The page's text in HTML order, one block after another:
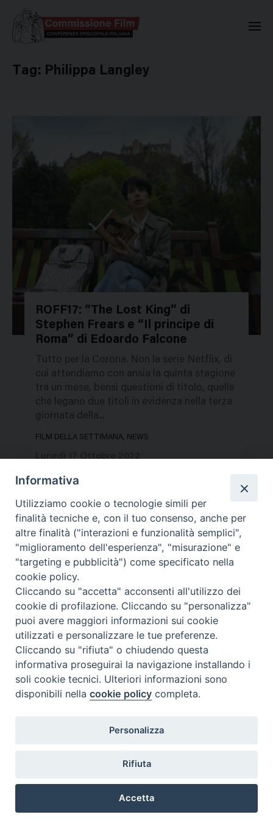
Tag: Philippa Langley
51549
ROFF17: “The Lost King” di
Stephen Frears e “Il principe di
Roma” di Edoardo Falcone
Tutto per la Corona. Non la serie Netflix, di
cui attendiamo con ansia la quinta stagione
tra un mese, bensì questioni di titolo, quelle
che legano due titoli in evidenza nella terza
giornata della...
FILM DELLA SETTIMANA, NEWS
Contatti & Info
C.ne Aurelia, 50 – 00165 Roma
Contatti
Scrivi a: cnvf@chiesacattolica.it
Informativa
Utilizziamo cookie o tecnologie simili per
finalità tecniche e, con il tuo consenso, anche per
altre finalità ("interazioni e funzionalità semplici",
"miglioramento dell'esperienza", "misurazione" e
"targeting e pubblicità") come specificato nella
cookie policy.
Cliccando su "accetta" acconsenti all'utilizzo dei
cookie di profilazione. Cliccando su "personalizza"
puoi avere maggiori informazioni sui cookie
utilizzati e personalizzare le tue preferenze.
Cliccando su "rifiuta" o chiudendo questa
informativa proseguirai la navigazione installando i
soli cookie tecnici. Ulteriori informazioni sono
disponibili nellacookie policy completa.
Personalizza
Rifiuta
Accetta